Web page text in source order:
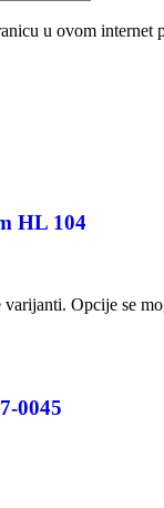
u ovom
HL 104
Opcije se
0045